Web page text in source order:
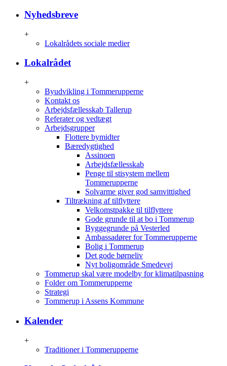
Nyhedsbreve
+
Lokalrådets sociale medier
Lokalrådet
+
Byudvikling i Tommerupperne
Kontakt os
Arbejdsfællesskab Tallerup
Referater og vedtægt
Arbejdsgrupper
Flottere bymidter
Bæredygtighed
Assinoen
Arbejdsfællesskab
Penge til stisystem mellem
Tommerupperne
Solvarme giver god samvittighed
Tiltrækning af tilflyttere
Velkomstpakke til tilflyttere
Gode grunde til at bo i Tommerup
Byggegrunde på Vesterled
Ambassadører for Tommerupperne
Bolig i Tommerup
Det gode børneliv
Nyt boligområde Smedevej
Tommerup skal være modelby for klimatilpasning
Folder om Tommerupperne
Strategi
Tommerup i Assens Kommune
Kalender
+
Traditioner i Tommerupperne